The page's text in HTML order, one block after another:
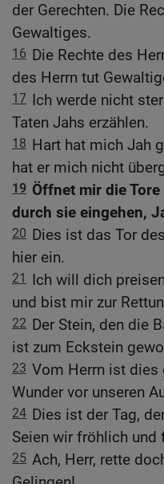
der Gerechten. Die
Gewaltiges.
16 Die Rechte des
des Herrn tut
17 Ich werde nicht
Taten Jahs erzählen.
18 Hart hat mich Jah
hat er mich nicht
19 Öffnet mir die
durch sie eingehen,
20 Dies ist das Tor
hier ein.
21
Ich will dich
und bist mir zur
22 Der Stein, den die
ist zum Eckstein
23 Vom Herrn ist dies
Wunder vor unseren
24 Dies ist der Tag,
Seien wir fröhlich und
25 Ach, Herr, rette